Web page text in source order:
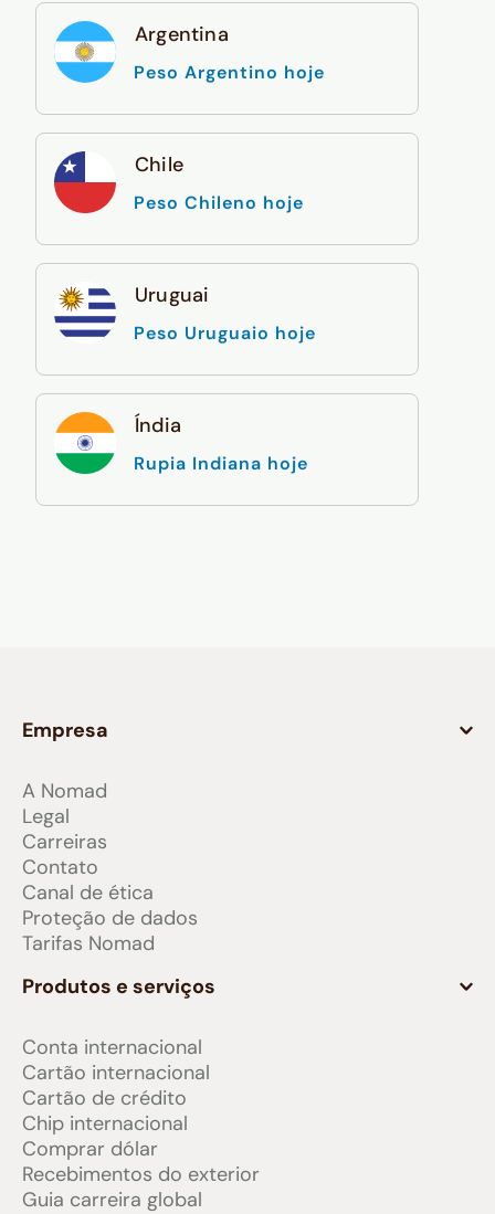
Argentina
Peso Argentino hoje
Chile
Peso Chileno hoje
Uruguai
Peso Uruguaio hoje
Índia
Rupia Indiana hoje
Empresa
A Nomad
Legal
Carreiras
Contato
Canal de ética
Proteção de dados
Tarifas Nomad
Produtos e serviços
Conta internacional
Cartão internacional
Cartão de crédito
Chip internacional
Comprar dólar
Recebimentos do exterior
Guia carreira global